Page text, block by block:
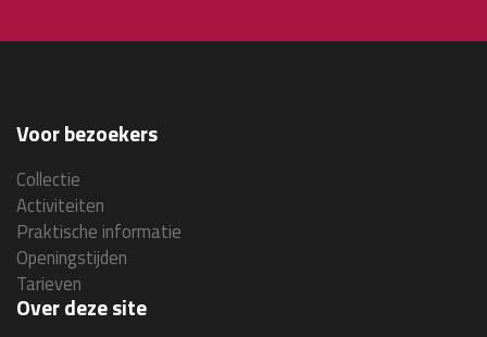
Voor bezoekers
Collectie
Activiteiten
Praktische informatie
Openingstijden
Tarieven
Over deze site